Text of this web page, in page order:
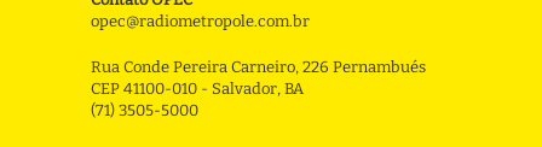
opec@radiometropole.com.br
Rua Conde Pereira Carneiro, 226 Pernambués
CEP 41100-010 - Salvador, BA
(71) 3505-5000